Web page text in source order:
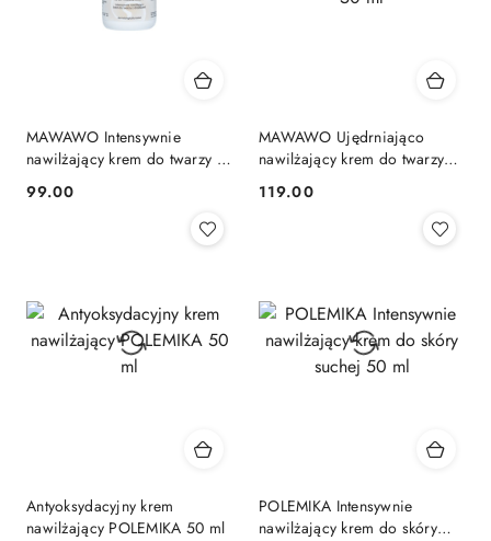
MAWAWO Intensywnie
nawilżający krem do twarzy z
Cena:
99.00
MAWAWO Ujędrniająco
nawilżający krem do twarzy
Cena:
119.00
Antyoksydacyjny krem
nawilżający POLEMIKA 50 ml
POLEMIKA Intensywnie
nawilżający krem do skóry